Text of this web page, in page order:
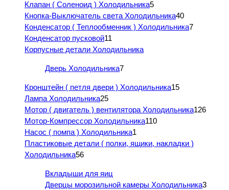
Клапан ( Соленоид ) Холодильника5
Кнопка-Выключатель света Холодильника40
Конденсатор ( Теплообменник ) Холодильника7
Конденсатор пусковой11
Корпусные детали Холодильника
Дверь Холодильника7
Кронштейн ( петля двери ) Холодильника15
Лампа Холодильника25
Мотор ( двигатель ) вентилятора Холодильника126
Мотор-Компрессор Холодильника110
Насос ( помпа ) Холодильника1
Пластиковые детали ( полки, ящики, накладки )
Холодильника56
Вкладыши для яиц
Дверцы морозильной камеры Холодильника3